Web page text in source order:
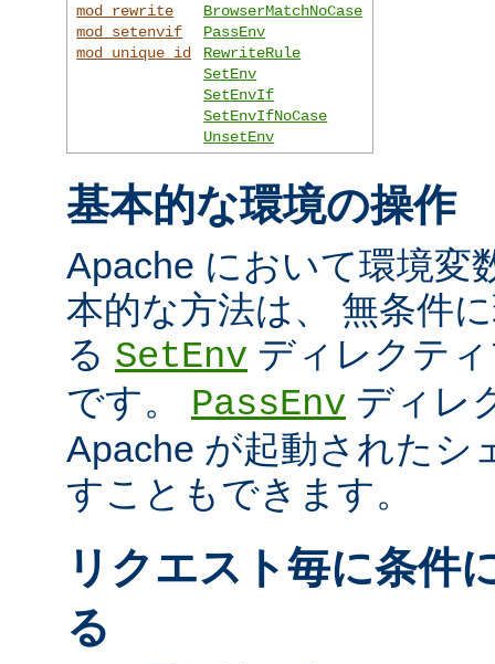
mod_rewrite
mod_setenvif
mod_unique_id
BrowserMatchNoCase
PassEnv
RewriteRule
SetEnv
SetEnvIf
SetEnvIfNoCase
UnsetEnv
基本的な環境の操作
Apache において環境変
本的な方法は、 無条件
る SetEnv ディレクテ
です。 PassEnv ディレ
Apache が起動されたシ
すこともできます。
リクエスト毎に条件
る